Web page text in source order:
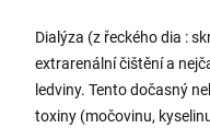
Dialýza (z řeckého dia :
extrarenální čištění a
ledviny. Tento dočasný
toxiny (močovinu,